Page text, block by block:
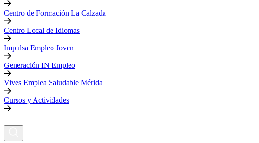
Centro de Formación La Calzada
Centro Local de Idiomas
Impulsa Empleo Joven
Generación IN Empleo
Vives Emplea Saludable Mérida
Cursos y Actividades